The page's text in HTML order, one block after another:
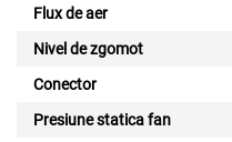
Flux de aer
Nivel de zgomot
Conector
Presiune statica fan